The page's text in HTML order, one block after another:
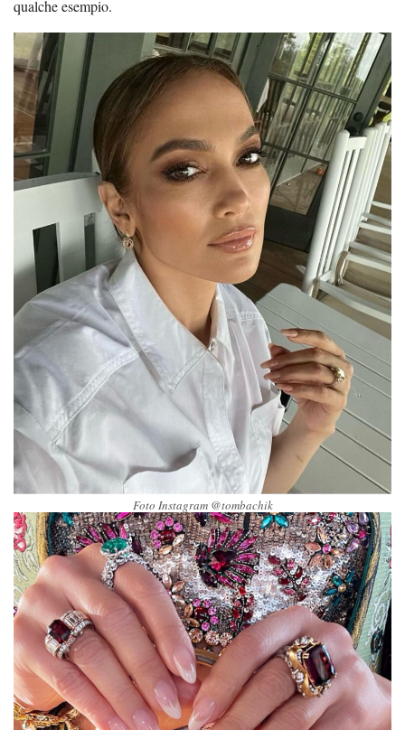
qualche esempio.
Foto Instagram @tombachik